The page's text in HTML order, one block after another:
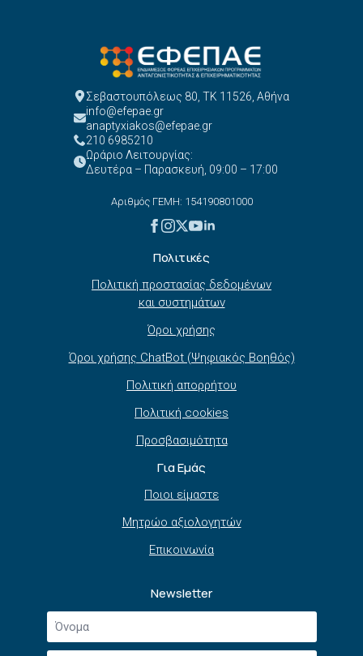
Σεβαστουπόλεως 80, ΤΚ 11526, Αθήνα
info@efepae.gr
anaptyxiakos@efepae.gr
210 6985210
Ωράριο Λειτουργίας:
Δευτέρα – Παρασκευή, 09:00 – 17:00
Αριθμός ΓΕΜΗ: 154190801000
Πολιτικές
Πολιτική προστασίας δεδομένων
και συστημάτων
Όροι χρήσης
Όροι χρήσης ChatBot (Ψηφιακός Βοηθός)
Πολιτική απορρήτου
Πολιτική cookies
Προσβασιμότητα
Για Εμάς
Ποιοι είμαστε
Μητρώο αξιολογητών
Επικοινωνία
Newsletter
Όνομα